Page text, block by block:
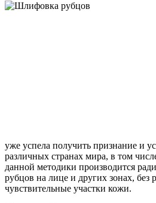
уже успела получить признание и
различных странах мира, в том
данной методики производится
рубцов на лице и других зонах, без
чувствительные участки кожи.